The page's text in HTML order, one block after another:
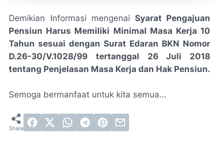
Demikian Informasi mengenai Syarat Pengajuan
Pensiun Harus Memiliki Minimal Masa Kerja 10
Tahun sesuai dengan Surat Edaran BKN Nomor
D.26-30/V.1028/99 tertanggal 26 Juli 2018
tentang Penjelasan Masa Kerja dan Hak Pensiun.
Semoga bermanfaat untuk kita semua…